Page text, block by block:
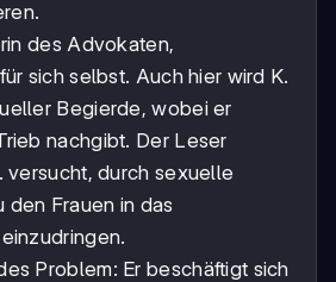
des Advokaten,
sich selbst. Auch hier wird K.
Begierde, wobei er
nachgibt. Der Leser
versucht, durch sexuelle
den Frauen in das
Problem: Er beschäftigt sich